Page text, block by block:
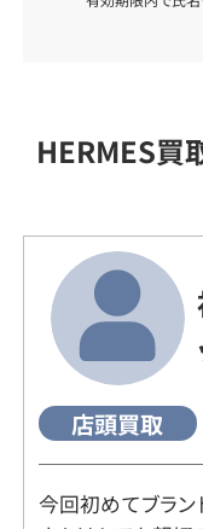
HERMES買
店頭買取
今回初めてブラン